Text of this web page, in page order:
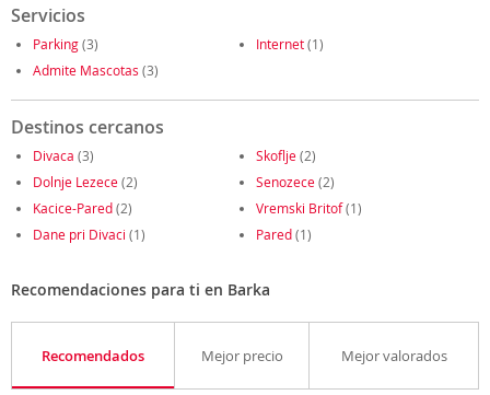
Servicios
Parking(3) Internet(1)
Admite Mascotas (3)
Destinos cercanos
Divaca (3) Skoflje(2)
Dolnje Lezece(2) Senozece(2)
Kacice-Pared(2) Vremski Britof(1)
Dane pri Divaci (1) Pared(1)
Recomendaciones para ti en Barka
Recomendados Mejor precio Mejor valorados